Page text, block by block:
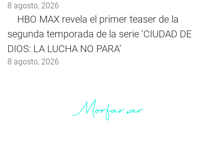
8 agosto, 2026
HBO MAX revela el primer teaser de la
segunda temporada de la serie ‘CIUDAD DE
DIOS: LA LUCHA NO PARA’
8 agosto, 2026